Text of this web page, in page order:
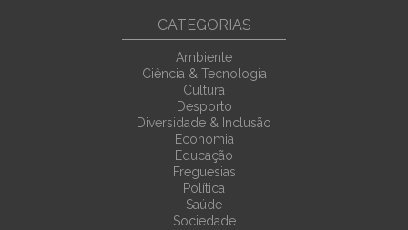
CATEGORIAS
Ambiente
Ciência & Tecnologia
Cultura
Desporto
Diversidade & Inclusão
Economia
Educação
Freguesias
Política
Saúde
Sociedade